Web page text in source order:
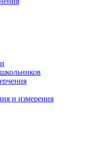
и измерения